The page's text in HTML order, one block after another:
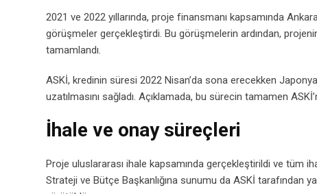
2021 ve 2022 yıllarında, proje finansmanı kapsamında
görüşmeler gerçekleştirdi. Bu görüşmelerin ardından,
tamamlandı.
ASKİ, kredinin süresi 2022 Nisan’da sona erecekken
uzatılmasını sağladı. Açıklamada, bu sürecin tamamen
İhale ve onay süreçleri
Proje uluslararası ihale kapsamında gerçekleştirildi ve tüm
Strateji ve Bütçe Başkanlığına sunumu da ASKİ tarafından